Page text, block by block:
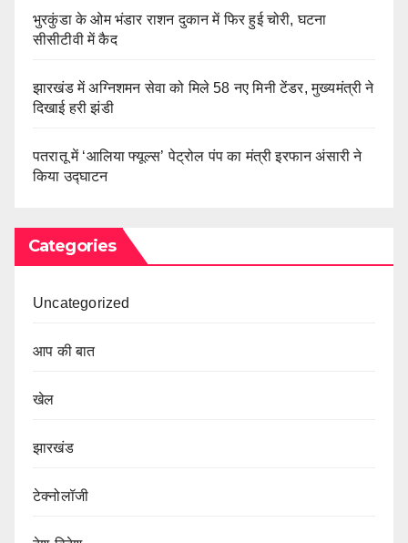
भुरकुंडा के ओम भंडार राशन दुकान में फिर हुई चोरी, घटना
सीसीटीवी में कैद
झारखंड में अग्निशमन सेवा को मिले 58 नए मिनी टेंडर, मुख्यमंत्री ने
दिखाई हरी झंडी
पतरातू में ‘आलिया फ्यूल्स’ पेट्रोल पंप का मंत्री इरफान अंसारी ने
किया उद्घाटन
Categories
Uncategorized
आप की बात
खेल
झारखंड
टेक्नोलॉजी